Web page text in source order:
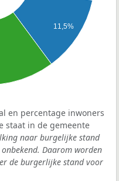
11,5%
en percentage inwoners
staat in de gemeente
naar burgelijke stand
Daarom worden
de burgerlijke stand voor